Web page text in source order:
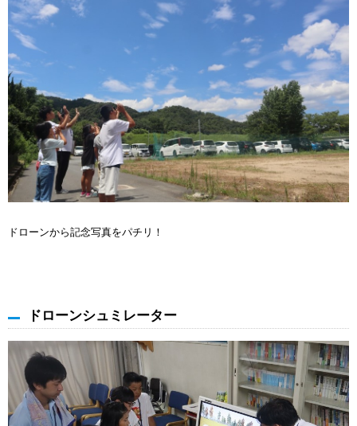
ドローンから記念写真をパチリ！
ドローンシュミレーター